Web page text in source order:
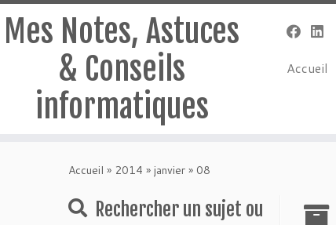
Mes Notes, Astuces
& Conseils
informatiques
Accueil
Accueil » 2014 » janvier » 08
Rechercher un sujet ou